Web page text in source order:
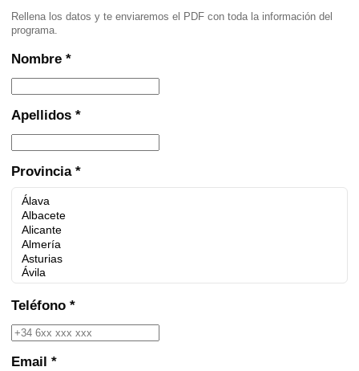
Rellena los datos y te enviaremos el PDF con toda la información del
programa.
Nombre *
Apellidos *
Provincia *
Teléfono *
Email *